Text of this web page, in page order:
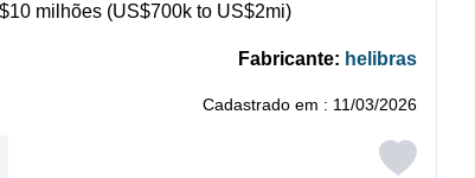
milhões (US$700k to US$2mi)
Fabricante: helibras
Cadastrado em : 11/03/2026